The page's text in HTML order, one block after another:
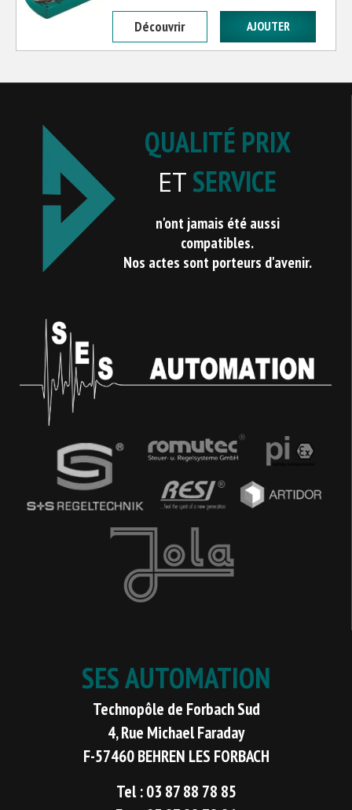
Découvrir
QUALITÉ PRIX
ET SERVICE
n'ont jamais été aussi
compatibles.
Nos actes sont porteurs d'avenir.
SES AUTOMATION
Technopôle de Forbach Sud
4, Rue Michael Faraday
F-57460 BEHREN LES FORBACH
Tel : 03 87 88 78 85